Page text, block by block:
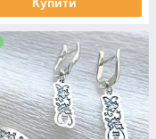
Купити